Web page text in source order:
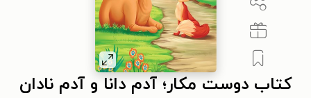
کتاب دوست مکار؛ آدم دانا و آدم نادان